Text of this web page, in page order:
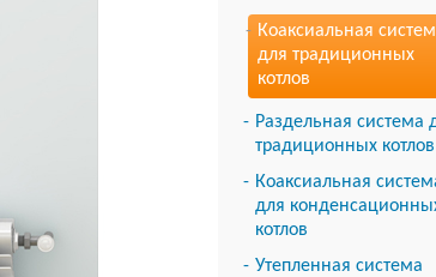
Коаксиальная
для традиционных
котлов
Раздельная система
традиционных котлов
Коаксиальная
для
котлов
Утепленная система